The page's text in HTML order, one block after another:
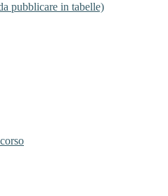
pubblicare in tabelle)